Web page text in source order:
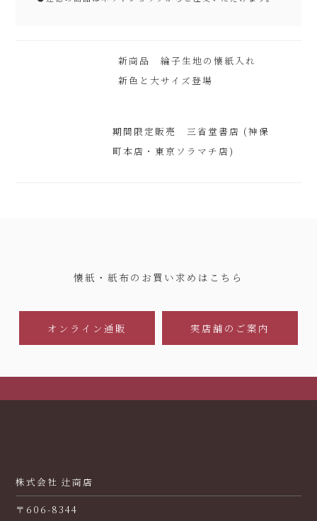
新商品 綸子生地の懐紙入れ
新色と大サイズ登場
期間限定販売 三省堂書店 (神保
町本店・東京ソラマチ店)
懐紙・紙布のお買い求めはこちら
オンライン通販 実店舗のご案内
株式会社 辻商店
〒606-8344